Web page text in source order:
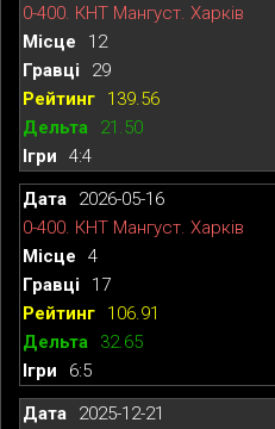
0-400. КНТ Мангуст. Харків
12
29
139.56
21.50
4:4
2026-05-16
0-400. КНТ Мангуст. Харків
4
17
106.91
32.65
6:5
2025-12-21